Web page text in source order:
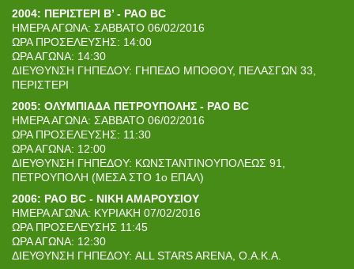
2004: ΠΕΡΙΣΤΕΡΙ Β’ - PAO BC
ΗΜΕΡΑ ΑΓΩΝΑ: ΣΑΒΒΑΤΟ 06/02/2016
ΩΡΑ ΠΡΟΣΕΛΕΥΣΗΣ: 14:00
ΩΡΑ ΑΓΩΝΑ: 14:30
ΔΙΕΥΘΥΝΣΗ ΓΗΠΕΔΟΥ: ΓΗΠΕΔΟ ΜΠΟΘΟΥ, ΠΕΛΑΣΓΩΝ 33,
ΠΕΡΙΣΤΕΡΙ
2005: ΟΛΥΜΠΙΑΔΑ ΠΕΤΡΟΥΠΟΛΗΣ - PAO BC
ΗΜΕΡΑ ΑΓΩΝΑ: ΣΑΒΒΑΤΟ 06/02/2016
ΩΡΑ ΠΡΟΣΕΛΕΥΣΗΣ: 11:30
ΩΡΑ ΑΓΩΝΑ: 12:00
ΔΙΕΥΘΥΝΣΗ ΓΗΠΕΔΟΥ: ΚΩΝΣΤΑΝΤΙΝΟΥΠΟΛΕΩΣ 91,
ΠΕΤΡΟΥΠΟΛΗ (ΜΕΣΑ ΣΤΟ 1ο ΕΠΑΛ)
2006: PAO BC - ΝΙΚΗ ΑΜΑΡΟΥΣΙΟΥ
ΗΜΕΡΑ ΑΓΩΝΑ: ΚΥΡΙΑΚΗ 07/02/2016
ΩΡΑ ΠΡΟΣΕΛΕΥΣΗΣ 11:45
ΩΡΑ ΑΓΩΝΑ: 12:30
ΔΙΕΥΘΥΝΣΗ ΓΗΠΕΔΟΥ: ALL STARS ARENA, Ο.Α.Κ.Α.